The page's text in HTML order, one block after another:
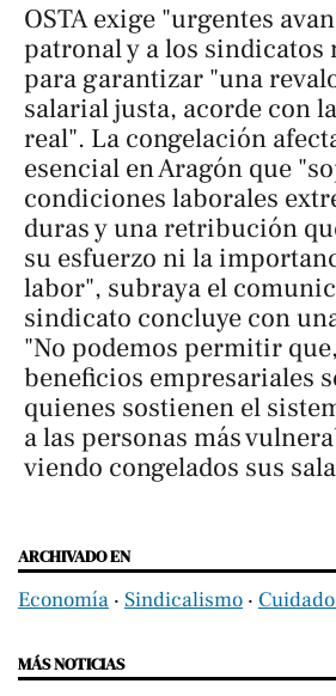
OSTA exige "urgentes
patronal y a los
para garantizar "una
salarial justa, acorde con
real". La congelación
esencial en Aragón que
condiciones laborales
duras y una retribución
su esfuerzo ni la
labor", subraya el
sindicato concluye con
"No podemos permitir
beneficios empresariales
quienes sostienen el
a las personas más
viendo congelados sus
ARCHIVADO EN
Economía ‧ Sindicalismo ‧
MÁS NOTICIAS